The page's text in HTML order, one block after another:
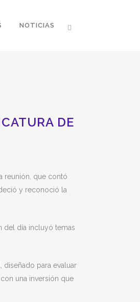
NOTICIAS
DE
reunión, que contó
y reconoció la
del día incluyó temas
diseñado para evaluar
una inversión que